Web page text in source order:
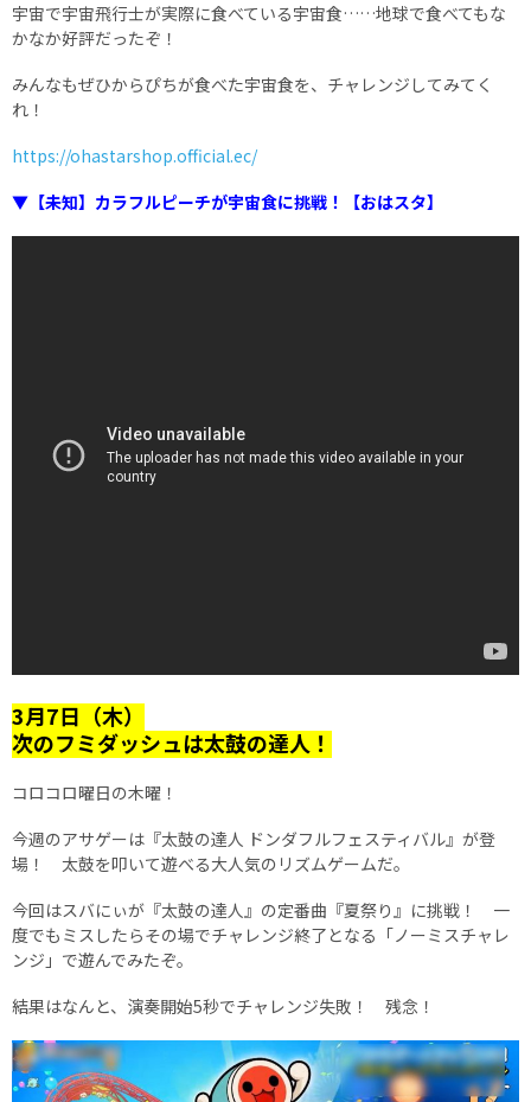
宇宙で宇宙飛行士が実際に食べている宇宙食……地球で食べてもな
かなか好評だったぞ！
みんなもぜひからぴちが食べた宇宙食を、チャレンジしてみてく
れ！
https://ohastarshop.official.ec/
▼【未知】カラフルピーチが宇宙食に挑戦！【おはスタ】
3月7日（木）
次のフミダッシュは太鼓の達人！
コロコロ曜日の木曜！
今週のアサゲーは『太鼓の達人 ドンダフルフェスティバル』が登
場！ 太鼓を叩いて遊べる大人気のリズムゲームだ。
今回はスバにぃが『太鼓の達人』の定番曲『夏祭り』に挑戦！ 一
度でもミスしたらその場でチャレンジ終了となる「ノーミスチャレ
ンジ」で遊んでみたぞ。
結果はなんと、演奏開始5秒でチャレンジ失敗！ 残念！